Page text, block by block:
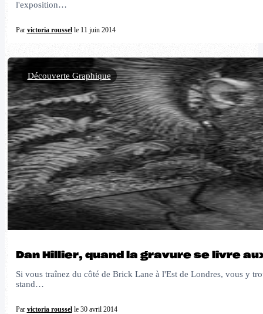
l'exposition…
Par victoria rousselle 11 juin 2014
Dan Hillier, quand la gravure se livre
Si vous traînez du côté de Brick Lane à l'Est de Londres, vous y
stand…
Par victoria rousselle 30 avril 2014
Découverte Graphique